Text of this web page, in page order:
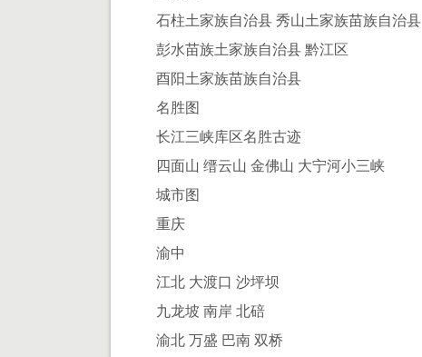
石柱土家族自治县 秀山土家族苗族自治县
彭水苗族土家族自治县 黔江区
酉阳土家族苗族自治县
名胜图
长江三峡库区名胜古迹
四面山 缙云山 金佛山 大宁河小三峡
城市图
重庆
渝中
江北 大渡口 沙坪坝
九龙坡 南岸 北碚
渝北 万盛 巴南 双桥